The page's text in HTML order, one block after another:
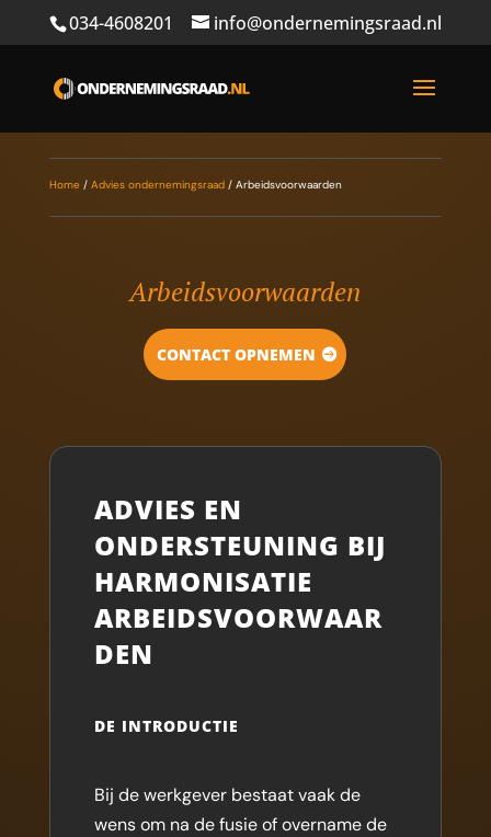
034-4608201 info@ondernemingsraad.nl
Home/ Advies ondernemingsraad/ Arbeidsvoorwaarden
Arbeidsvoorwaarden
CONTACT OPNEMEN
ADVIES EN
ONDERSTEUNING BIJ
HARMONISATIE
ARBEIDSVOORWAAR
DEN
DE INTRODUCTIE
Bij de werkgever bestaat vaak de
wens om na de fusie of overname de